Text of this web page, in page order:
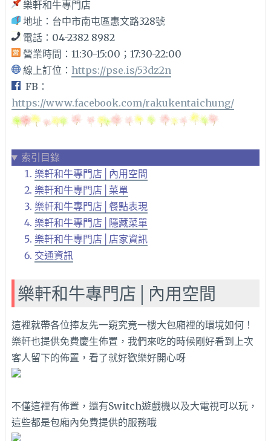
樂軒和牛專門店
地址：台中市南屯區惠文路328號
電話：04-2382 8982
營業時間：11:30-15:00；17:30-22:00
線上訂位： https://pse.is/53dz2n
FB：
https://www.facebook.com/rakukentaichung/
索引目錄
樂軒和牛專門店│內用空間
樂軒和牛專門店│菜單
樂軒和牛專門店│餐點表現
樂軒和牛專門店│隱藏菜單
樂軒和牛專門店│店家資訊
交通資訊
樂軒和牛專門店│內用空間
這裡就帶各位捧友先一窺究竟一樓大包廂裡的環境如何！
樂軒也提供免費慶生佈置，我們來吃的時候剛好看到上次
客人留下的佈置，看了就好歡樂好開心呀
不僅這裡有佈置，還有Switch遊戲機以及大電視可以玩，
這些都是包廂內免費提供的服務哦